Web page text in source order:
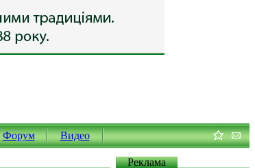
Форум Видео
Реклама